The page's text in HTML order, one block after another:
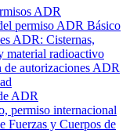
ADR
permiso ADR Básico
ADR: Cisternas,
material radioactivo
de autorizaciones ADR
ADR
permiso internacional
Fuerzas y Cuerpos de